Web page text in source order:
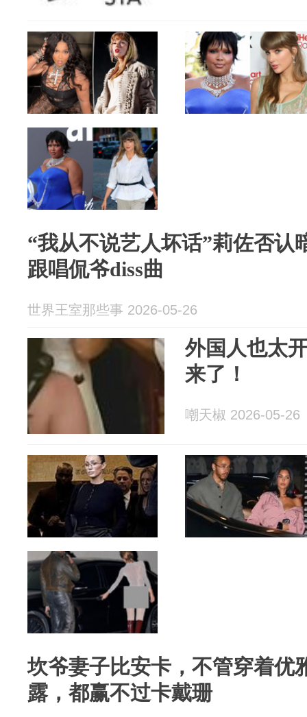
“我从不说艺人坏话”莉佐否认
跟唱侃爷diss曲
世界王室那些事 2026-05-26
外国人也太
来了！
嘲天椒 2026-05-26
坎爷妻子比安卡，不管穿着优
露，都赢不过卡戴珊